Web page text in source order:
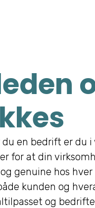
du en bedrift er du
for at din
genuine hos
kunden og
og